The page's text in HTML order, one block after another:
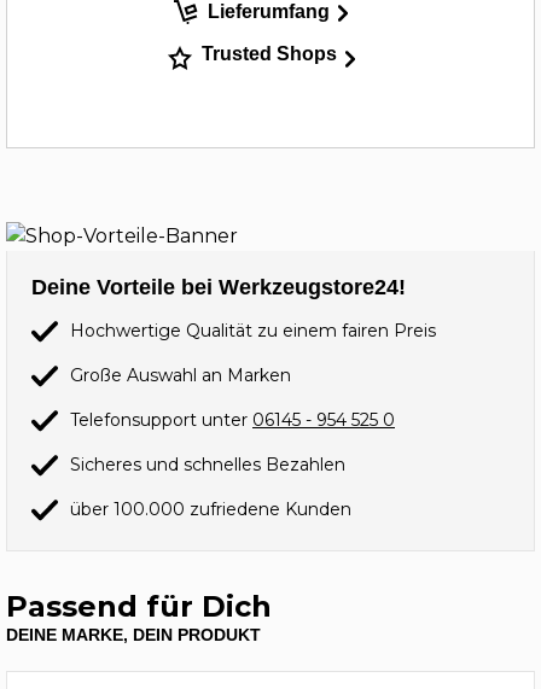
Lieferumfang
Trusted Shops
Deine Vorteile bei Werkzeugstore24!
Hochwertige Qualität zu einem fairen Preis
Große Auswahl an Marken
Telefonsupport unter 06145 - 954 525 0
Sicheres und schnelles Bezahlen
über 100.000 zufriedene Kunden
Passend für Dich
DEINE MARKE, DEIN PRODUKT